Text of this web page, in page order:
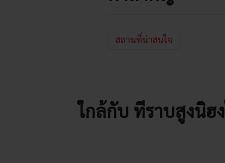
สถานที่น่าสนใจ
ใกล้กับ ที่ราบสูงนิฮ